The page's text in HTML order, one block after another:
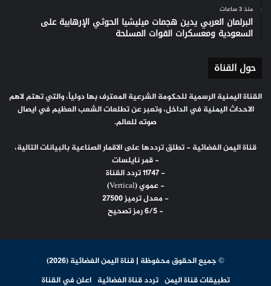
منذ 3 ساعات
البرلمان العربي يدين هجمات ميليشيا الحوثي الإرهابية على
السعودية ومعسكرات القوات المسلحة
حول القناة
القناة اليمنية الرسمية للحكومة الشرعية المعترف بها دولياً، والتي تهتم لاهم
الاحداث اليمنية في الداخل، وتعبر عن تطلعات الشعب العظيم في ايصال
صوته للعالم.
قناة اليمن الفضائية - تطلق ترددها على الاقمار الصناعية بالبيانات التالية،
- قمر نايلسات
- 11747 تردد القناة
- عموي (Vertical)
- معدل ترميز 27500
- 6/5 رمز تصحيح
© جميع الحقوق محفوظة | قناة اليمن الفضائية (2026)
تطبيقات قناة اليمن تردد قناة الفضائية اعلن في القناة